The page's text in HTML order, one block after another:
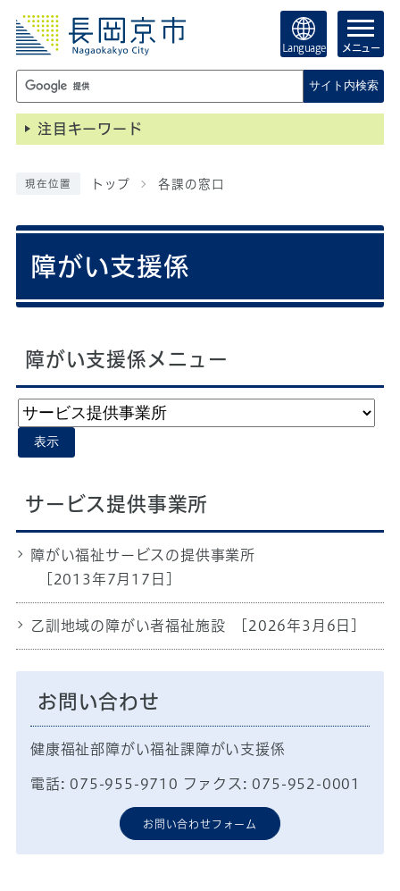
Language メニュー
サイト内検索
注目キーワード
現在位置 トップ 各課の窓口
障がい支援係
障がい支援係メニュー
表示
サービス提供事業所
障がい福祉サービスの提供事業所
[2013年7月17日]
乙訓地域の障がい者福祉施設 [2026年3月6日]
お問い合わせ
健康福祉部障がい福祉課障がい支援係
電話: 075-955-9710 ファクス: 075-952-0001
お問い合わせフォーム